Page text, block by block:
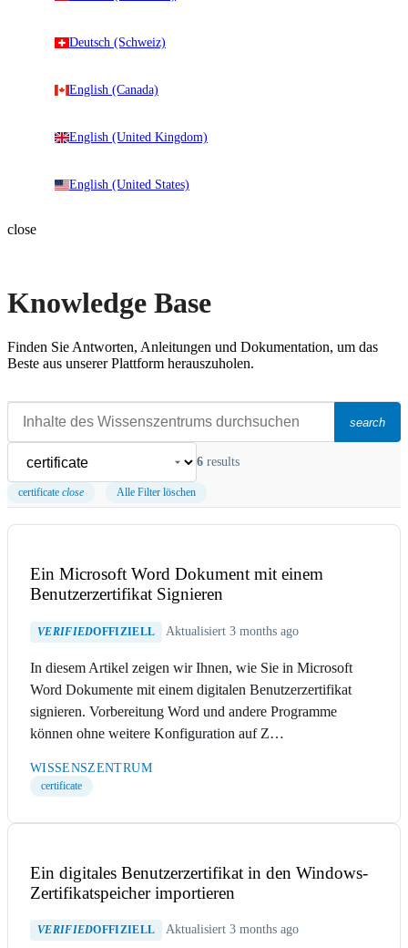
Deutsch (Schweiz)
English (Canada)
English (United Kingdom)
English (United States)
close
Knowledge Base
Finden Sie Antworten, Anleitungen und Dokumentation, um das
Beste aus unserer Plattform herauszuholen.
search
6 results
certificate close Alle Filter löschen
Ein Microsoft Word Dokument mit einem
Benutzerzertifikat Signieren
VERIFIEDOFFIZIELL Aktualisiert 3 months ago
In diesem Artikel zeigen wir Ihnen, wie Sie in Microsoft
Word Dokumente mit einem digitalen Benutzerzertifikat
signieren. Vorbereitung Word und andere Programme
können ohne weitere Konfiguration auf Z…
WISSENSZENTRUM
certificate
Ein digitales Benutzerzertifikat in den Windows-
Zertifikatspeicher importieren
VERIFIEDOFFIZIELL Aktualisiert 3 months ago